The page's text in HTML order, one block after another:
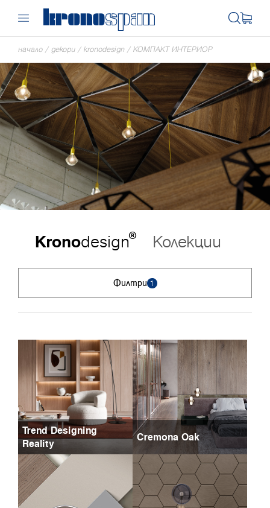
начало / декори / kronodesign / КОМПАКТ ИНТЕРИОР
Kronodesign® Колекции
Филтри 1
Trend Designing
Reality
Cremona Oak